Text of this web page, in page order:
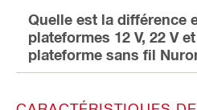
Quelle est la différence
plateformes 12 V, 22 V
plateforme sans fil